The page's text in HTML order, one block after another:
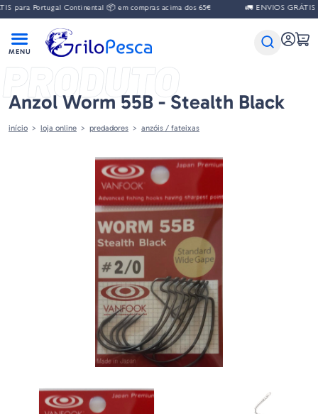
para Portugal Continental 📦 em compras acima dos 65€ 🚛 ENVIOS GRÁTIS
PRODUTO
Anzol Worm 55B - Stealth Black
início loja online predadores anzóis / fateixas